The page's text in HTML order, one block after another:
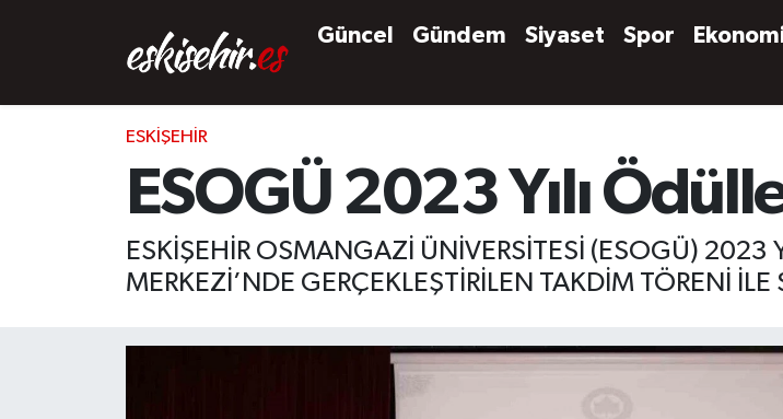
Güncel Gündem Siyaset Spor
ESKIŞEHIR
ESOGÜ 2023 Yılı
ESKİŞEHİR OSMANGAZİ ÜNİVERSİTESİ (ESOGÜ) 2023
MERKEZİ’NDE GERÇEKLEŞTİRİLEN TAKDİM TÖRENİ İLE